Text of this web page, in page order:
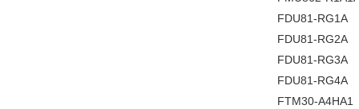
FDU81-RG1A
FDU81-RG2A
FDU81-RG3A
FDU81-RG4A
FTM30-A4HA1